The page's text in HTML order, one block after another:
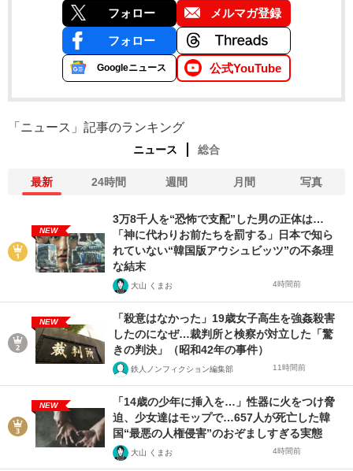
フォロー メルマガ登録
フォロー
Googleニュース 公式YouTube
「ニュース」記事のランキング
ニュース 総合
最新 24時間 週間 月間 写真
NEW
3万8千人を“恐怖で支配”した男の正体は…
「神に代わりお前たちを罰する」日本で知ら
れていない“韓国版アウシュビッツ”の不条理
な結末
大山 くまお 4時間前
NEW
「殺意はなかった」19歳女子高生を強姦殺害
したのになぜ…裁判所と検察が対立した「驚
きの判決」（昭和42年の事件）
鉄人ノンフィクション編集部 11時間前
NEW
「14歳の少年に挿入を…」性器に火をつけ脅
迫、少女達はモップで…657人が死亡した韓
国“最悪の人権侵害”のおぞましすぎる実態
大山 くまお 4時間前